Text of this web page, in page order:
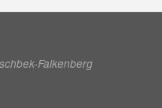
Falkenberg